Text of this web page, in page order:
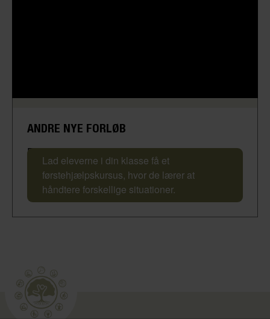
ANDRE NYE FORLØB
Førstehjælpskursus
Lad eleverne i din klasse få et
førstehjælpskursus, hvor de lærer at
håndtere forskellige situationer.